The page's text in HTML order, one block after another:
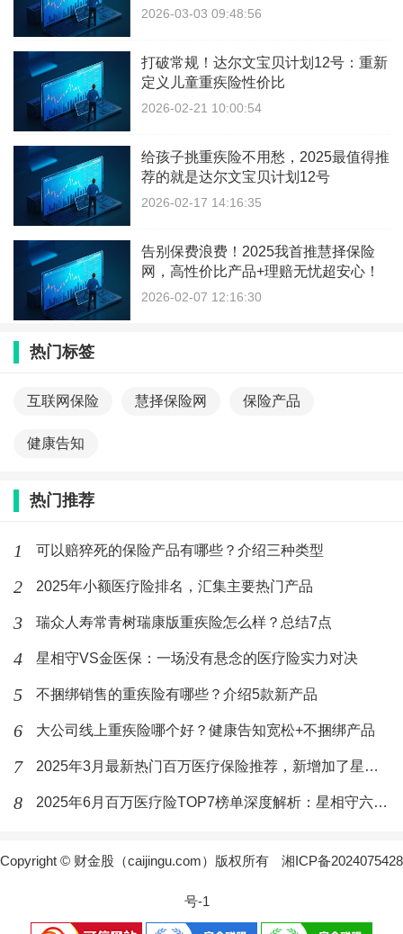
2026-03-03 09:48:56
打破常规！达尔文宝贝计划12号：重新
定义儿童重疾险性价比
2026-02-21 10:00:54
给孩子挑重疾险不用愁，2025最值得推
荐的就是达尔文宝贝计划12号
2026-02-17 14:16:35
告别保费浪费！2025我首推慧择保险
网，高性价比产品+理赔无忧超安心！
2026-02-07 12:16:30
热门标签
互联网保险 慧择保险网 保险产品
健康告知
热门推荐
1 可以赔猝死的保险产品有哪些？介绍三种类型
2 2025年小额医疗险排名，汇集主要热门产品
3 瑞众人寿常青树瑞康版重疾险怎么样？总结7点
4 星相守VS金医保：一场没有悬念的医疗险实力对决
5 不捆绑销售的重疾险有哪些？介绍5款新产品
6 大公司线上重疾险哪个好？健康告知宽松+不捆绑产品
7 2025年3月最新热门百万医疗保险推荐，新增加了星相守百万医疗保险
8 2025年6月百万医疗险TOP7榜单深度解析：星相守六大革新重新定义行业标杆
Copyright © 财金股（caijingu.com）版权所有 湘ICP备2024075428
号-1